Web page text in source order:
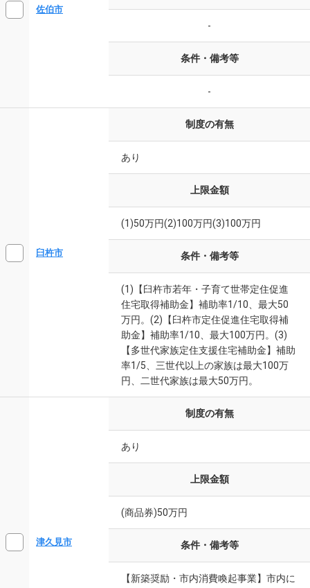
佐伯市
-
条件・備考等
-
臼杵市
制度の有無
あり
上限金額
(1)50万円(2)100万円(3)100万円
条件・備考等
(1)【臼杵市若年・子育て世帯定住促進
住宅取得補助金】補助率1/10、最大50
万円。(2)【臼杵市定住促進住宅取得補
助金】補助率1/10、最大100万円。(3)
【多世代家族定住支援住宅補助金】補助
率1/5、三世代以上の家族は最大100万
円、二世代家族は最大50万円。
津久見市
制度の有無
あり
上限金額
(商品券)50万円
条件・備考等
【新築奨励・市内消費喚起事業】市内に